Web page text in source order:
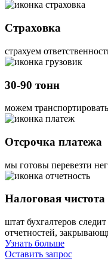
Страховка
страхуем
30-90 тонн
можем
Отсрочка платежа
мы готовы перевезти
Налоговая чистота
штат бухгалтеров
отчетностей,
Узнать больше
Оставить запрос